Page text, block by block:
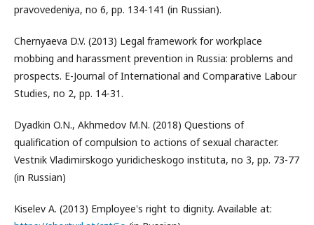
pravovedeniya, no 6, pp. 134-141 (in Russian).
Chernyaeva D.V. (2013) Legal framework for workplace
mobbing and harassment prevention in Russia: problems and
prospects. E-Journal of International and Comparative Labour
Studies, no 2, pp. 14-31.
Dyadkin O.N., Akhmedov M.N. (2018) Questions of
qualification of compulsion to actions of sexual character.
Vestnik Vladimirskogo yuridicheskogo instituta, no 3, pp. 73-77
(in Russian)
Kiselev A. (2013) Employee's right to dignity. Available at: